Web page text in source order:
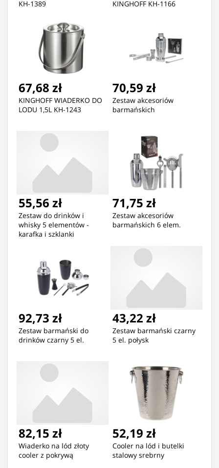
KH-1389 KINGHOFF KH-1166
67,68 zł
KINGHOFF WIADERKO DO
LODU 1,5L KH-1243
70,59 zł
Zestaw akcesoriów
barmańskich
55,56 zł
Zestaw do drinków i
whisky 5 elementów -
karafka i szklanki
71,75 zł
Zestaw akcesoriów
barmańskich 6 elem.
92,73 zł
Zestaw barmański do
drinków czarny 5 el.
43,22 zł
Zestaw barmański czarny
5 el. połysk
82,15 zł
Wiaderko na lód złoty
cooler z pokrywą
52,19 zł
Cooler na lód i butelki
stalowy srebrny